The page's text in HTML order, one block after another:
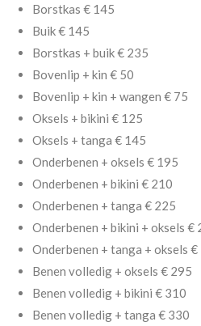
Borstkas € 145
Buik € 145
Borstkas + buik € 235
Bovenlip + kin € 50
Bovenlip + kin + wangen € 75
Oksels + bikini € 125
Oksels + tanga € 145
Onderbenen + oksels € 195
Onderbenen + bikini € 210
Onderbenen + tanga € 225
Onderbenen + bikini + oksels €
Onderbenen + tanga + oksels €
Benen volledig + oksels € 295
Benen volledig + bikini € 310
Benen volledig + tanga € 330